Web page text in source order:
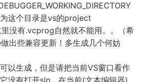
这个目录是vs的project
没有.vcprog自然就不能用。。（希
出些兼容更新！多生成几个何妨
以生成，但是请把当前VS窗口看作
没有打开sln，在当前(文本编辑器)